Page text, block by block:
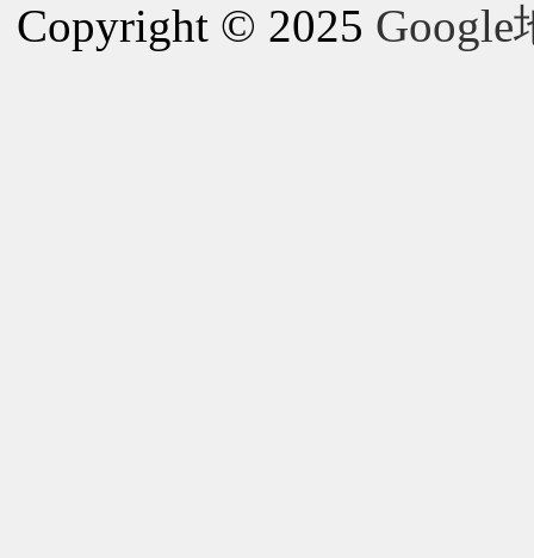
Copyright © 2025 Google